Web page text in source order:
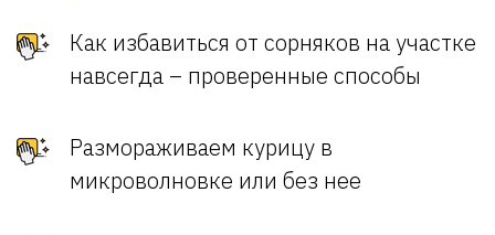
Как избавиться от сорняков на участке
навсегда – проверенные способы
Размораживаем курицу в
микроволновке или без нее